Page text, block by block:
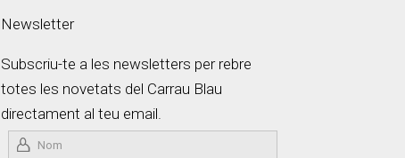
Newsletter
Subscriu-te a les newsletters per rebre
totes les novetats del Carrau Blau
directament al teu email.